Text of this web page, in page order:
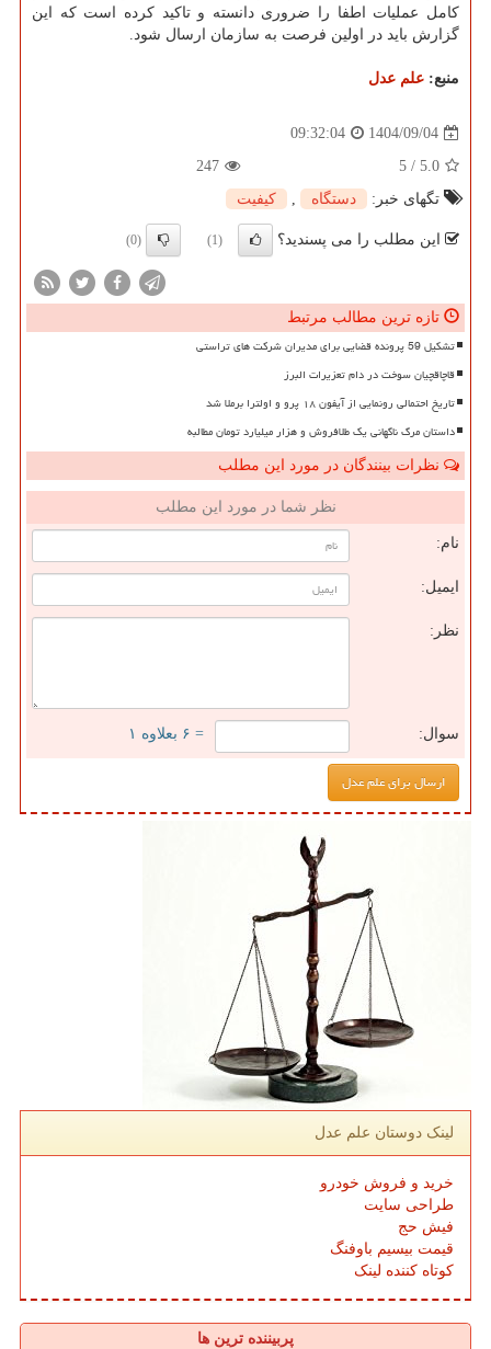
کامل عملیات اطفا را ضروری دانسته و تاکید کرده است که این
گزارش باید در اولین فرصت به سازمان ارسال شود.
منبع: علم عدل
1404/09/04
09:32:04
5.0
/
5
247
تگهای خبر:
دستگاه , كیفیت
این مطلب را می پسندید؟ (1)
(0)
تازه ترین مطالب مرتبط
تشکیل 59 پرونده قضایی برای مدیران شرکت های تراستی
قاچاقچیان سوخت در دام تعزیرات البرز
تاریخ احتمالی رونمایی از آیفون ۱۸ پرو و اولترا برملا شد
داستان مرگ ناگهانی یک طلافروش و هزار میلیارد تومان مطالبه
نظرات بینندگان در مورد این مطلب
نظر شما در مورد این مطلب
نام:
ایمیل:
نظر:
سوال: = ۶ بعلاوه ۱
لینک دوستان علم عدل
خرید و فروش خودرو
طراحی سایت
فیش حج
قیمت بیسیم باوفنگ
کوتاه کننده لینک
پربیننده ترین ها